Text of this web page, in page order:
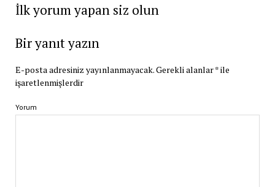
İlk yorum yapan siz olun
Bir yanıt yazın
E-posta adresiniz yayınlanmayacak.Gerekli alanlar*ile
işaretlenmişlerdir
Yorum